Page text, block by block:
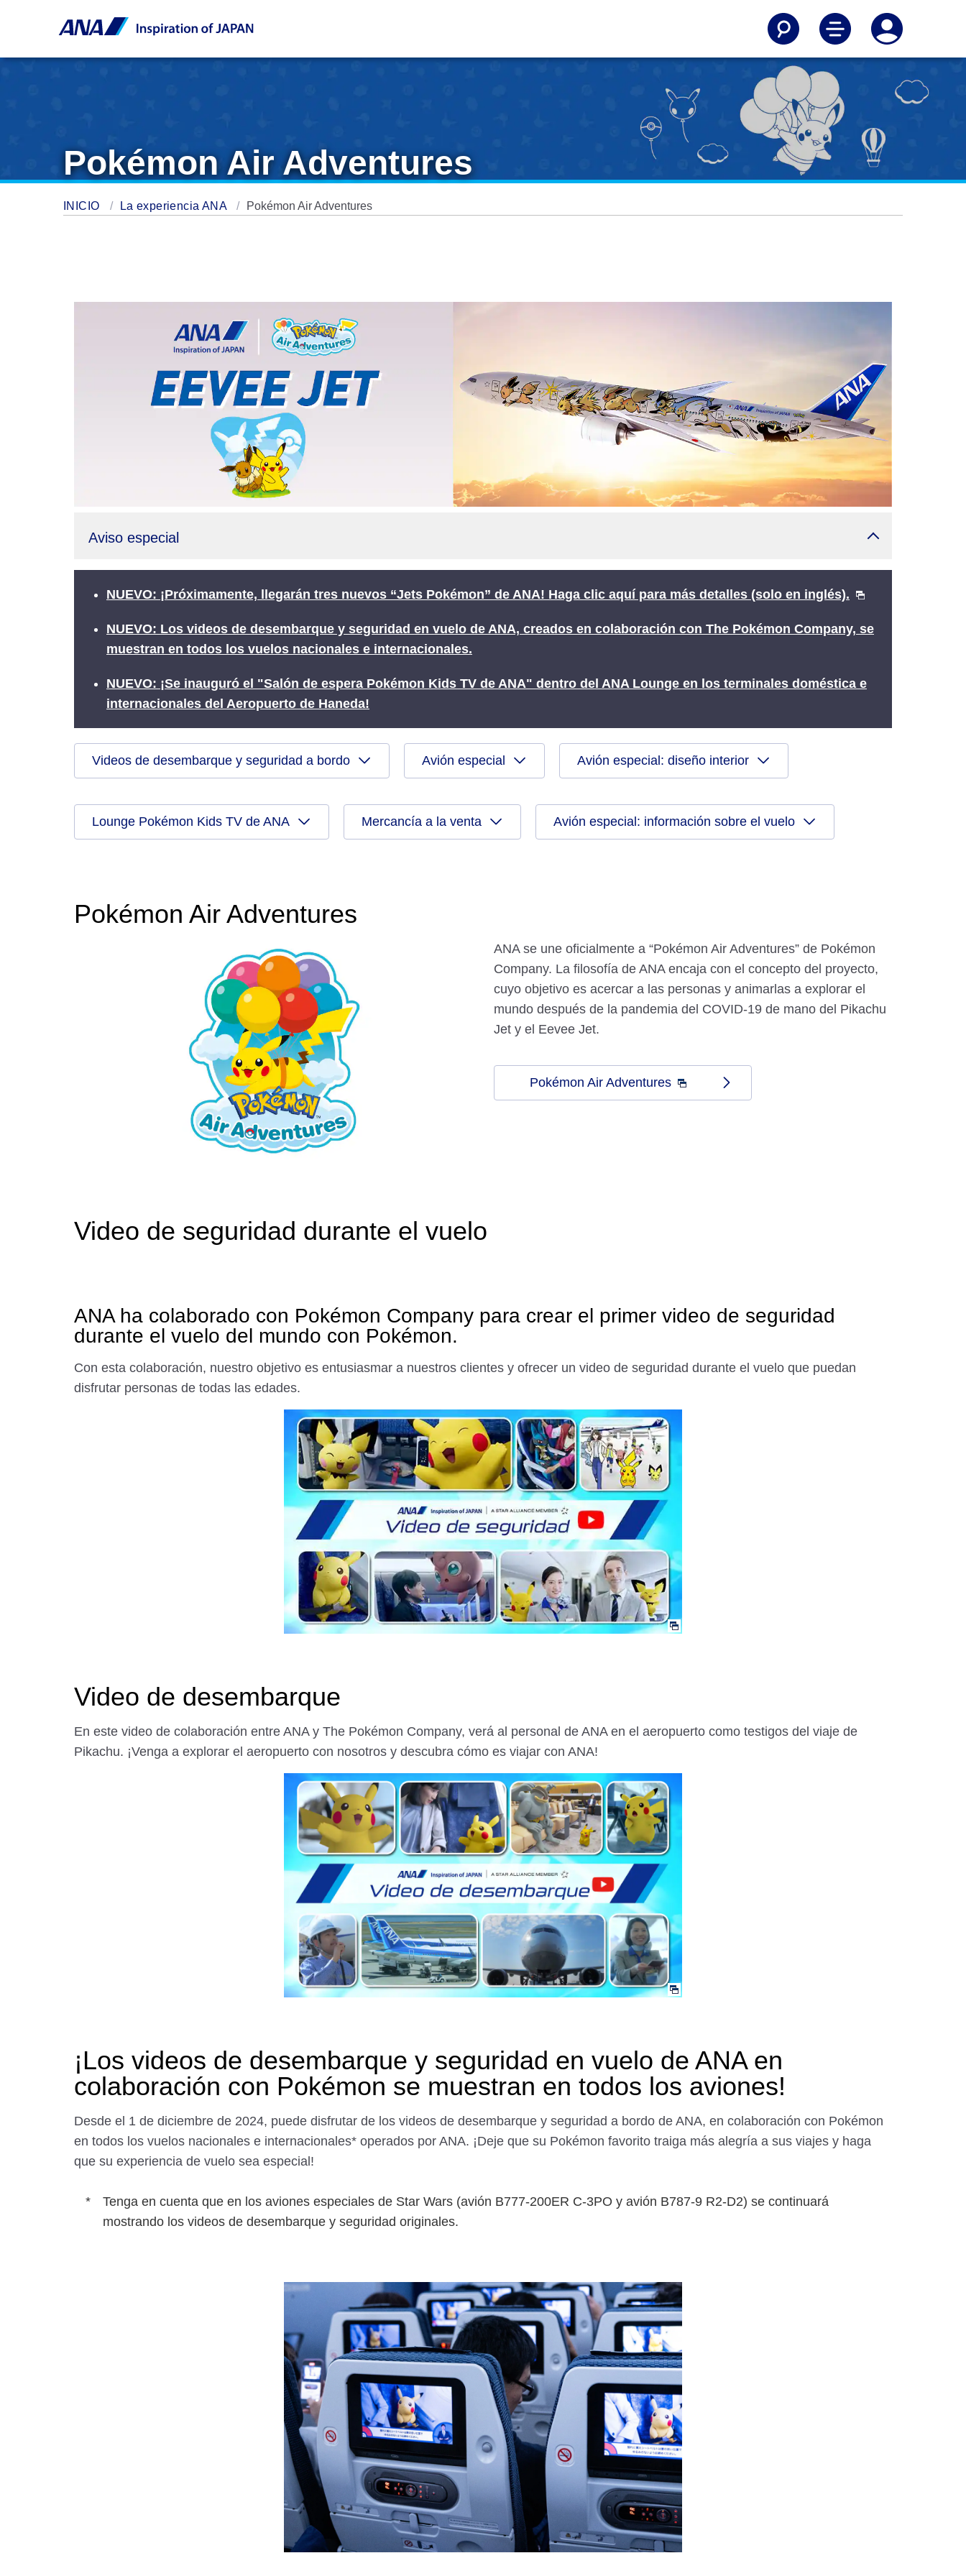
Pokémon Air Adventures
INICIO La experiencia ANA Pokémon Air Adventures
Aviso especial
NUEVO: ¡Próximamente, llegarán tres nuevos “Jets Pokémon” de ANA! Haga clic aquí para más detalles (solo en inglés).
NUEVO: Los videos de desembarque y seguridad en vuelo de ANA, creados en colaboración con The Pokémon Company, se
muestran en todos los vuelos nacionales e internacionales.
NUEVO: ¡Se inauguró el "Salón de espera Pokémon Kids TV de ANA" dentro del ANA Lounge en los terminales doméstica e
internacionales del Aeropuerto de Haneda!
Videos de desembarque y seguridad a bordo Avión especial Avión especial: diseño interior
Lounge Pokémon Kids TV de ANA Mercancía a la venta Avión especial: información sobre el vuelo
Pokémon Air Adventures
ANA se une oficialmente a “Pokémon Air Adventures” de Pokémon
Company. La filosofía de ANA encaja con el concepto del proyecto,
cuyo objetivo es acercar a las personas y animarlas a explorar el
mundo después de la pandemia del COVID-19 de mano del Pikachu
Jet y el Eevee Jet.
Pokémon Air Adventures
Video de seguridad durante el vuelo
ANA ha colaborado con Pokémon Company para crear el primer video de seguridad
durante el vuelo del mundo con Pokémon.
Con esta colaboración, nuestro objetivo es entusiasmar a nuestros clientes y ofrecer un video de seguridad durante el vuelo que puedan
disfrutar personas de todas las edades.
Video de desembarque
En este video de colaboración entre ANA y The Pokémon Company, verá al personal de ANA en el aeropuerto como testigos del viaje de
Pikachu. ¡Venga a explorar el aeropuerto con nosotros y descubra cómo es viajar con ANA!
¡Los videos de desembarque y seguridad en vuelo de ANA en
colaboración con Pokémon se muestran en todos los aviones!
Desde el 1 de diciembre de 2024, puede disfrutar de los videos de desembarque y seguridad a bordo de ANA, en colaboración con Pokémon
en todos los vuelos nacionales e internacionales* operados por ANA. ¡Deje que su Pokémon favorito traiga más alegría a sus viajes y haga
que su experiencia de vuelo sea especial!
Tenga en cuenta que en los aviones especiales de Star Wars (avión B777-200ER C-3PO y avión B787-9 R2-D2) se continuará
mostrando los videos de desembarque y seguridad originales.